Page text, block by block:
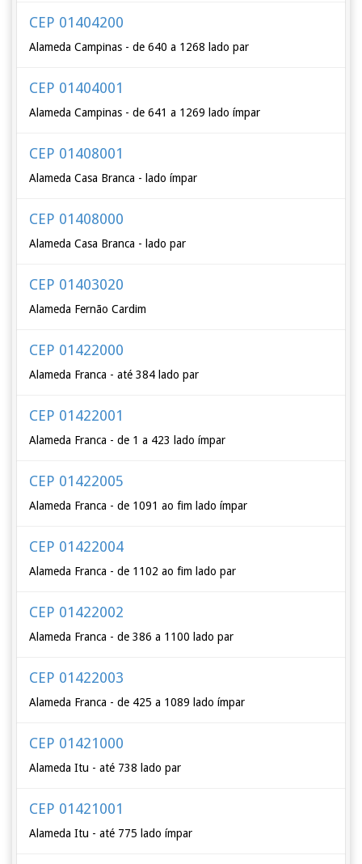
CEP 01404200
Alameda Campinas - de 640 a 1268 lado par
CEP 01404001
Alameda Campinas - de 641 a 1269 lado ímpar
CEP 01408001
Alameda Casa Branca - lado ímpar
CEP 01408000
Alameda Casa Branca - lado par
CEP 01403020
Alameda Fernão Cardim
CEP 01422000
Alameda Franca - até 384 lado par
CEP 01422001
Alameda Franca - de 1 a 423 lado ímpar
CEP 01422005
Alameda Franca - de 1091 ao fim lado ímpar
CEP 01422004
Alameda Franca - de 1102 ao fim lado par
CEP 01422002
Alameda Franca - de 386 a 1100 lado par
CEP 01422003
Alameda Franca - de 425 a 1089 lado ímpar
CEP 01421000
Alameda Itu - até 738 lado par
CEP 01421001
Alameda Itu - até 775 lado ímpar